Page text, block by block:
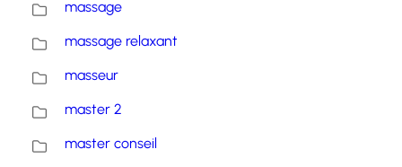
massage
massage relaxant
masseur
master 2
master conseil